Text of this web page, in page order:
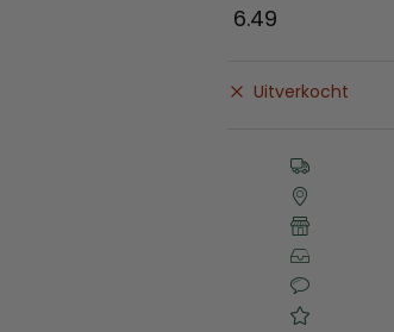
6.49
Uitverkocht